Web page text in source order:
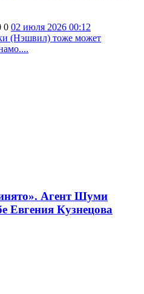
0 02 июля 2026 00:12
(Нэшвил) тоже может
Агент Шуми
Евгения Кузнецова